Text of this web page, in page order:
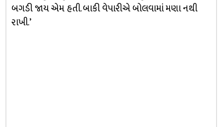
બગડી જાય એમ હતી. બાકી વેપારીએ બોલવામાં મણા નથી
રાખી.’